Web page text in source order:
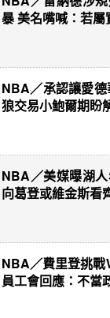
暴 美名嘴喊：若
NBA／承認讓愛
狼交易小鮑爾期盼
NBA／美媒曝湖
向葛登或維金斯看
NBA／費里登挑
員工會回應：不當